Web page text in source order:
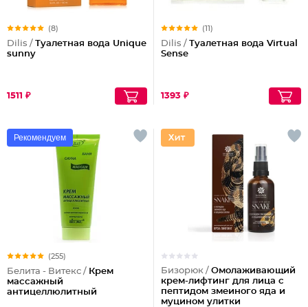
(8)
Dilis / Туалетная вода Unique
sunny
1511 ₽
(11)
Dilis / Туалетная вода Virtual
Sense
1393 ₽
Рекомендуем
(255)
Белита - Витекс / Крем
массажный
антицеллюлитный
Бизорюк / Омолаживающий
крем-лифтинг для лица с
пептидом змеиного яда и
муцином улитки